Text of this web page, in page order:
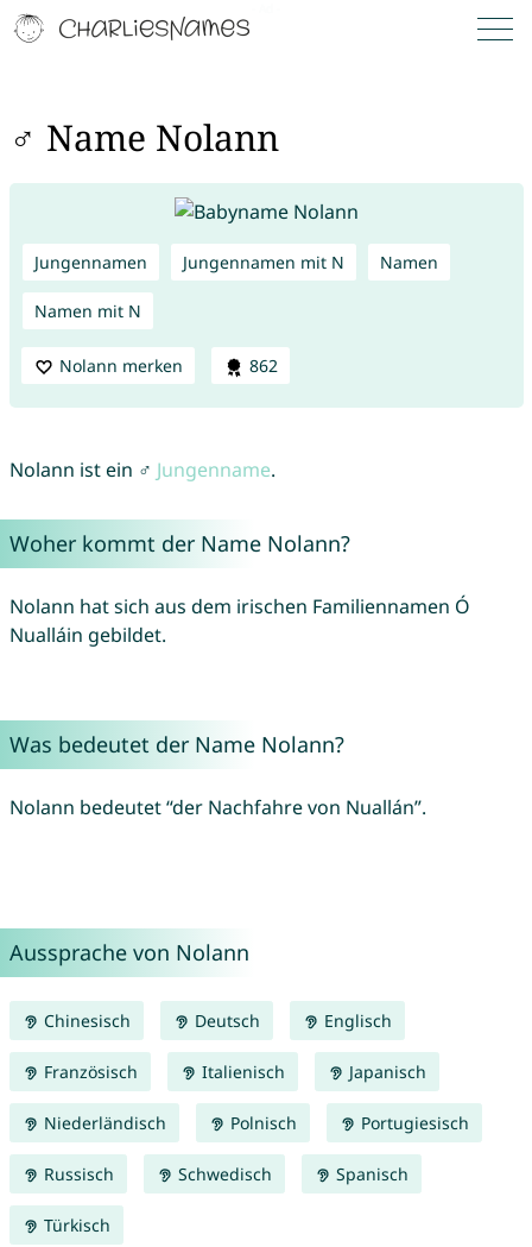
♂ Name Nolann
Jungennamen Jungennamen mit N Namen
Namen mit N
Nolann merken 862
Nolann ist ein ♂ Jungenname.
Woher kommt der Name Nolann?
Nolann hat sich aus dem irischen Familiennamen Ó
Nualláin gebildet.
Was bedeutet der Name Nolann?
Nolann bedeutet “der Nachfahre von Nuallán”.
Aussprache von Nolann
Chinesisch Deutsch Englisch
Französisch Italienisch Japanisch
Niederländisch Polnisch Portugiesisch
Russisch Schwedisch Spanisch
Türkisch